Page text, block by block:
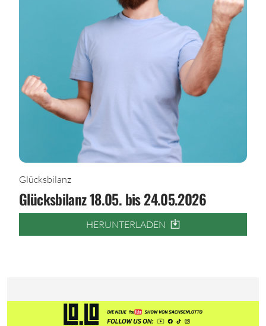
Glücksbilanz
Glücksbilanz 18.05. bis 24.05.2026
HERUNTERLADEN